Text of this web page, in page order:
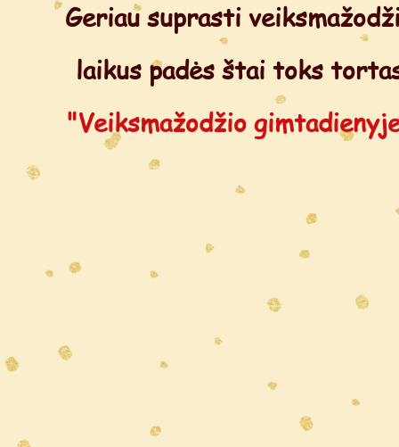
Geriau suprasti
laikus padės štai toks
"Veiksmažodžio